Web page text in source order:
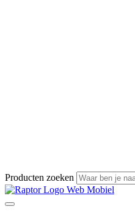
Producten zoeken